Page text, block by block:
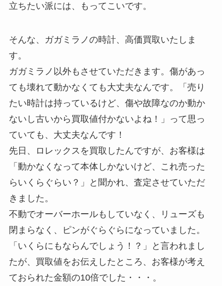
立ちたい派には、もってこいです。
そんな、ガガミラノの時計、高価買取いたしま
す。
ガガミラノ以外もさせていただきます。傷があっ
ても壊れて動かなくても大丈夫なんです。「売り
たい時計は持っているけど、傷や故障なのか動か
ないし古いから買取値付かないよね！」って思っ
ていても、大丈夫なんです！
先日、ロレックスを買取したんですが、お客様は
「動かなくなって本体しかないけど、これ売った
らいくらぐらい？」と聞かれ、査定させていただ
きました。
不動でオーバーホールもしていなく、リューズも
閉まらなく、ピンがぐらぐらになっていました。
「いくらにもならんでしょう！？」と言われまし
たが、買取値をお伝えしたところ、お客様が考え
ておられた金額の10倍でした・・・。